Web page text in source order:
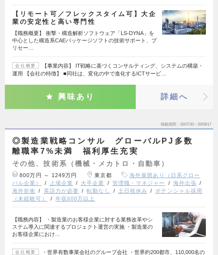
【リモート可／フレックスタイム可】大企
業の安定性と高い専門性
【職務概要】 衝撃・構造解析ソフトウェア「LS-DYNA」を
中心とした構造系CAEパッケージソフトの技術サポート、プ
リセー…
会社概要
【事業内容】 IT戦略に基づくコンサルティング、システムの構築・
運用 【会社の特徴】 ■同社は、変化の中で進化するICTサービ…
興味あり 詳細へ
掲載期間 26/07/30～26/08/17
◎製造業戦略コンサル グローバルPJ多数
離職率7%未満 福利厚生充実
その他、技術系（機械・メカトロ・自動車）
800万円 ～ 1249万円 東京都
海外展開あり（日系グロー
バル企業）
上場企業 大手企業 管理職・マネジャー
海外出張
海外折衝
英語力が必要 転勤なし 土日祝休み
ポテンシャル採用
（未経験可）
年収600万以上
【職務内容】 ・製造業のお客様企業に対する業務改革やシ
ステム導入に関連するプロジェクト運営の実施 ・製造業の
お客様企業におけ…
会社概要
・世界有数事業会社のグループ会社 ・世界約200都市、110,000名の